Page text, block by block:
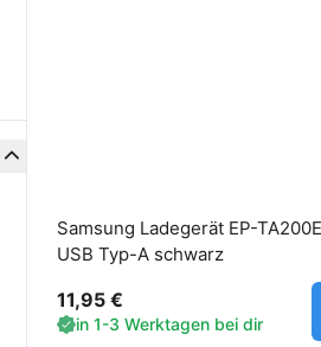
Samsung Ladegerät EP-
USB Typ-A schwarz
11,95 €
in 1-3 Werktagen bei dir